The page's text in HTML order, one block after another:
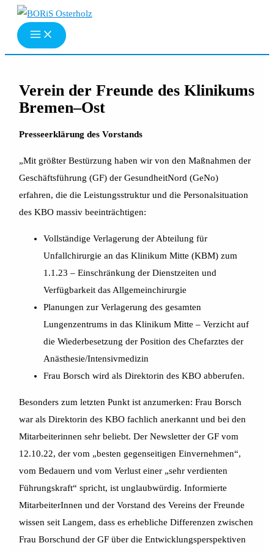
Zum
Inhalt
springen
Verein der Freunde des Klinikums
Bremen–Ost
Presseerklärung des Vorstands
„Mit größter Bestürzung haben wir von den Maßnahmen der
Geschäftsführung (GF) der GesundheitNord (GeNo)
erfahren, die die Leistungsstruktur und die Personalsituation
des KBO massiv beeinträchtigen:
Vollständige Verlagerung der Abteilung für
Unfallchirurgie an das Klinikum Mitte (KBM) zum
1.1.23 – Einschränkung der Dienstzeiten und
Verfügbarkeit das Allgemeinchirurgie
Planungen zur Verlagerung des gesamten
Lungenzentrums in das Klinikum Mitte – Verzicht auf
die Wiederbesetzung der Position des Chefarztes der
Anästhesie/Intensivmedizin
Frau Borsch wird als Direktorin des KBO abberufen.
Besonders zum letzten Punkt ist anzumerken: Frau Borsch
war als Direktorin des KBO fachlich anerkannt und bei den
Mitarbeiterinnen sehr beliebt. Der Newsletter der GF vom
12.10.22, der vom „besten gegenseitigen Einvernehmen“,
vom Bedauern und vom Verlust einer „sehr verdienten
Führungskraft“ spricht, ist unglaubwürdig. Informierte
MitarbeiterInnen und der Vorstand des Vereins der Freunde
wissen seit Langem, dass es erhebliche Differenzen zwischen
Frau Borschund der GF über die Entwicklungsperspektiven